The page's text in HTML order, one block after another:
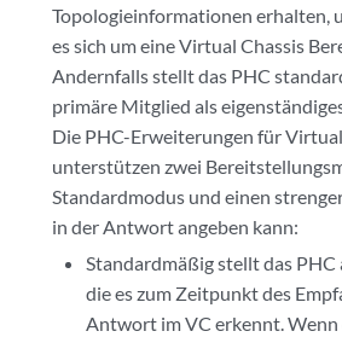
Topologieinformationen erhalten,
es sich um eine Virtual Chassis
Andernfalls stellt das PHC
primäre Mitglied als
Die PHC-Erweiterungen für
unterstützen zwei
Standardmodus und einen
in der Antwort angeben kann:
Standardmäßig stellt das
die es zum Zeitpunkt des
Antwort im VC erkennt. Wenn